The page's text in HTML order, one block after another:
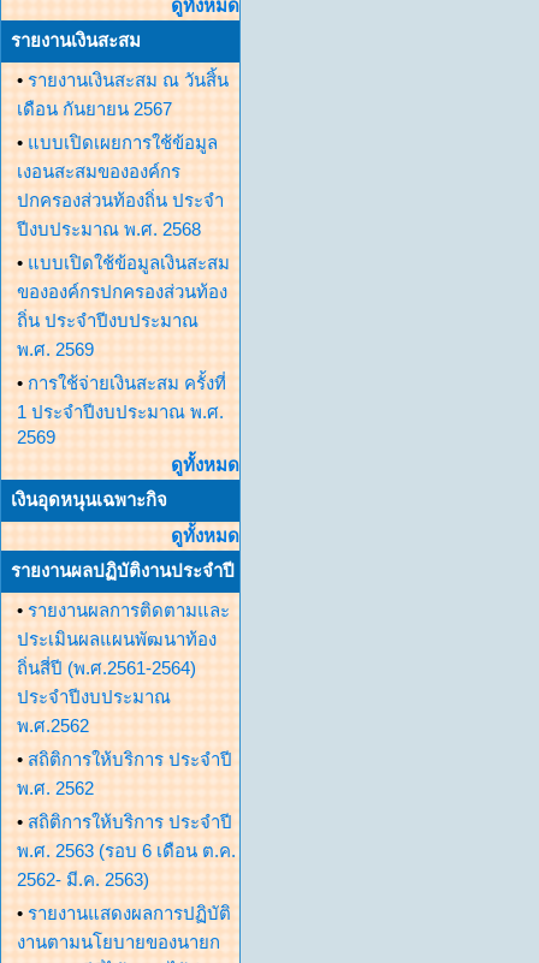
ดูทั้งหมด
รายงานเงินสะสม
• รายงานเงินสะสม ณ วันสิ้น
เดือน กันยายน 2567
• แบบเปิดเผยการใช้ข้อมูล
เงอนสะสมขององค์กร
ปกครองส่วนท้องถิ่น ประจำ
ปีงบประมาณ พ.ศ. 2568
• แบบเปิดใช้ข้อมูลเงินสะสม
ขององค์กรปกครองส่วนท้อง
ถิ่น ประจำปีงบประมาณ
พ.ศ. 2569
• การใช้จ่ายเงินสะสม ครั้งที่
1 ประจำปีงบประมาณ พ.ศ.
2569
ดูทั้งหมด
เงินอุดหนุนเฉพาะกิจ
ดูทั้งหมด
รายงานผลปฏิบัติงานประจำปี
• รายงานผลการติดตามและ
ประเมินผลแผนพัฒนาท้อง
ถิ่นสี่ปี (พ.ศ.2561-2564)
ประจำปีงบประมาณ
พ.ศ.2562
• สถิติการให้บริการ ประจำปี
พ.ศ. 2562
• สถิติการให้บริการ ประจำปี
พ.ศ. 2563 (รอบ 6 เดือน ต.ค.
2562- มี.ค. 2563)
• รายงานแสดงผลการปฏิบัติ
งานตามนโยบายของนายก